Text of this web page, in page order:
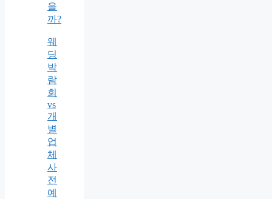
을
까?
웨
딩
박
람
회
vs
개
별
업
체
사
전
예